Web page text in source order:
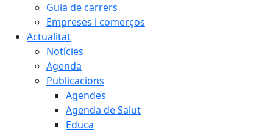
Guia de carrers
Empreses i comerços
Actualitat
Notícies
Agenda
Publicacions
Agendes
Agenda de Salut
Educa